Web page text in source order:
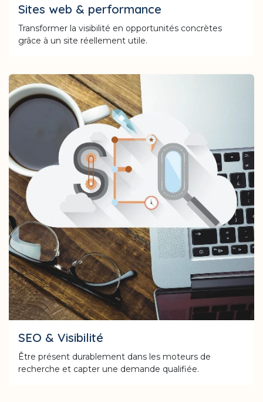
Sites web & performance
Transformer la visibilité en opportunités concrètes
grâce à un site réellement utile.
SEO & Visibilité
Être présent durablement dans les moteurs de
recherche et capter une demande qualifiée.